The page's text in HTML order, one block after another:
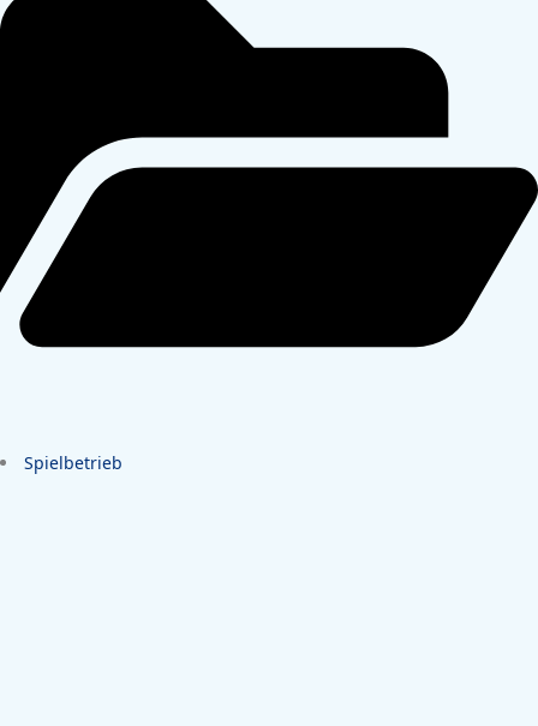
Spielbetrieb